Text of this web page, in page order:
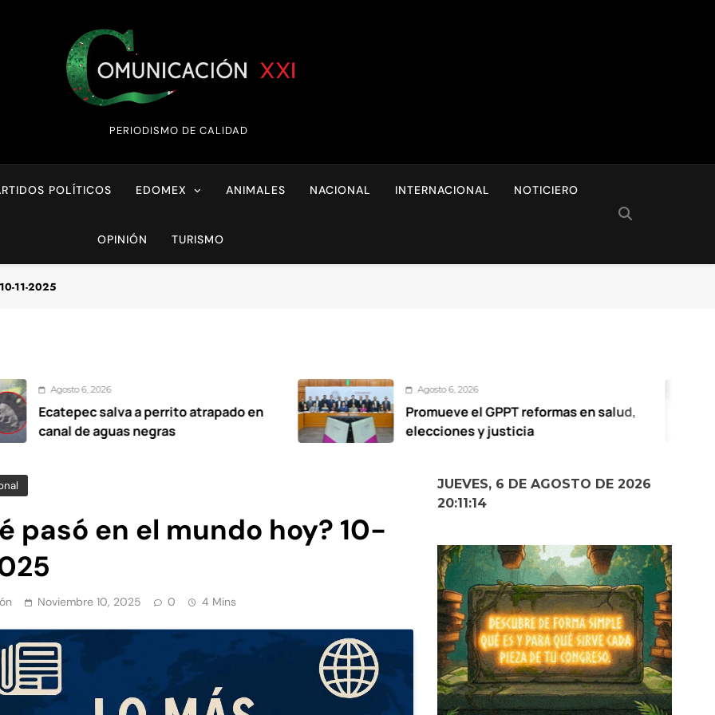
Comunicación XXI
PERIODISMO DE CALIDAD
POLÍTICOS EDOMEX ANIMALES NACIONAL INTERNACIONAL NOTICIERO
OPINIÓN TURISMO
11-2025
a perrito atrapado en
negras
Agosto 6, 2026
Promueve el GPPT reformas en salud,
elecciones y justicia
pasó en el mundo hoy? 10-
Noviembre 10, 2025 0 4 Mins
JUEVES, 6 DE AGOSTO DE 2026
20:11:15